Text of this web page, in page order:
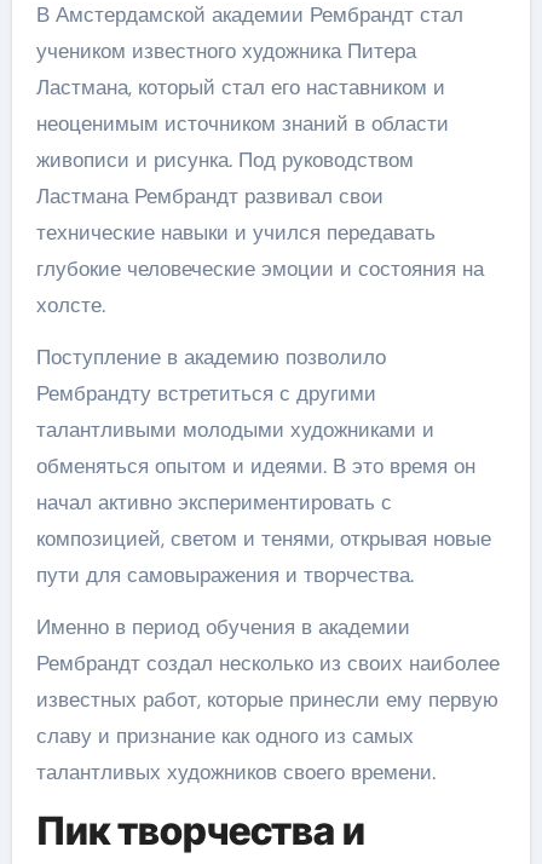
В Амстердамской академии Рембрандт стал
учеником известного художника Питера
Ластмана, который стал его наставником и
неоценимым источником знаний в области
живописи и рисунка. Под руководством
Ластмана Рембрандт развивал свои
технические навыки и учился передавать
глубокие человеческие эмоции и состояния на
холсте.
Поступление в академию позволило
Рембрандту встретиться с другими
талантливыми молодыми художниками и
обменяться опытом и идеями. В это время он
начал активно экспериментировать с
композицией, светом и тенями, открывая новые
пути для самовыражения и творчества.
Именно в период обучения в академии
Рембрандт создал несколько из своих наиболее
известных работ, которые принесли ему первую
славу и признание как одного из самых
талантливых художников своего времени.
Пик творчества и